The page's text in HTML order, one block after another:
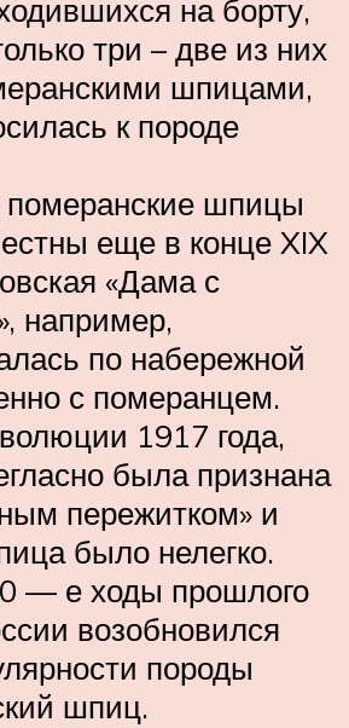
на борту,
три – две из них
шпицами,
к породе
шпицы
еще в конце XIX
«Дама с
например,
по набережной
с померанцем.
1917 года,
была признана
пережитком» и
было нелегко.
— е ходы прошлого
возобновился
породы
шпиц.